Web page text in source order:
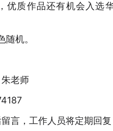
优质作品还有机会入选
机。
老师
言，工作人员将定期回复